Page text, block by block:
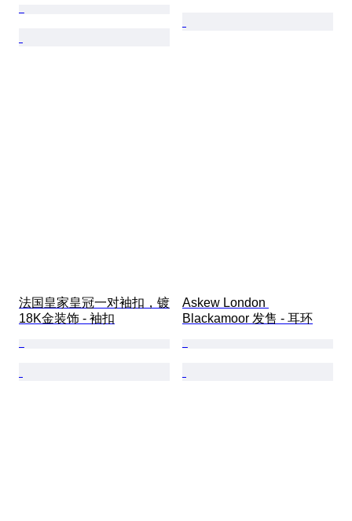
法国皇家皇冠一对袖扣，镀
18K金装饰 - 袖扣
Askew London
Blackamoor 发售 - 耳环